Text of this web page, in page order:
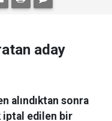
aday
alındıktan sonra
iptal edilen bir